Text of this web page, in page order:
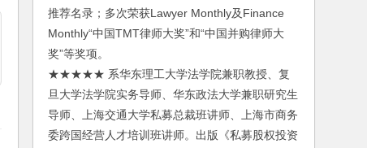
推荐名录；多次荣获Lawyer Monthly及Finance
Monthly“中国TMT律师大奖”和“中国并购律师大
奖”等奖项。
★★★★★ 系华东理工大学法学院兼职教授、复
旦大学法学院实务导师、华东政法大学兼职研究生
导师、上海交通大学私募总裁班讲师、上海市商务
委跨国经营人才培训班讲师。出版《私募股权投资